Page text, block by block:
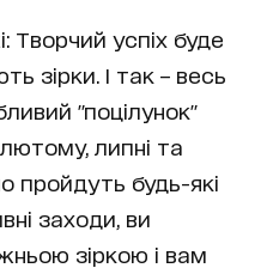
Творчий успіх буде
зірки. І так – весь
"поцілунок"
липні та
пройдуть будь-які
заходи, ви
зіркою і вам